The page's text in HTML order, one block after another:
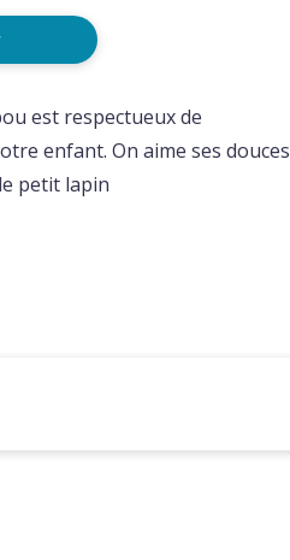
est respectueux de
enfant. On aime ses douces
petit lapin